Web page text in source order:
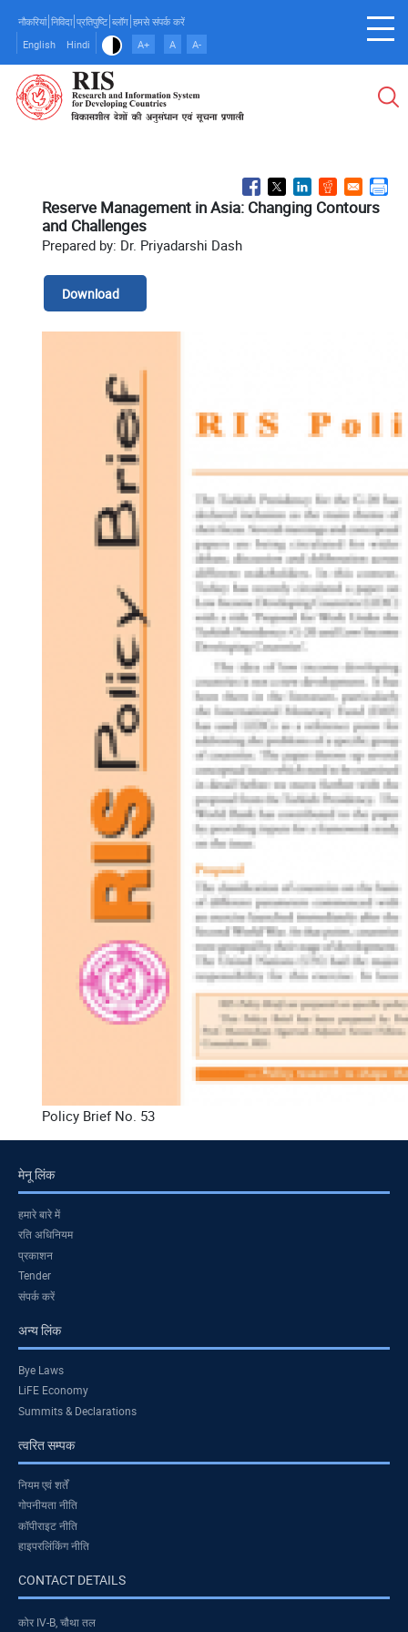
main
content
नौकरियां निविदा प्रतिपुष्टि ब्लॉग हमसे संपर्क करें
English
Hindi A+ A A-
Reserve Management in Asia: Changing Contours
and Challenges
Prepared by: Dr. Priyadarshi Dash
Download
Policy Brief No. 53
मेनू लिंक
हमारे बारे में
रति अधिनियम
प्रकाशन
Tender
संपर्क करें
अन्य लिंक
Bye Laws
LiFE Economy
Summits & Declarations
त्वरित सम्पक
नियम एवं शर्तें
गोपनीयता नीति
कॉपीराइट नीति
हाइपरलिंकिंग नीति
CONTACT DETAILS
कोर IV-B, चौथा तल